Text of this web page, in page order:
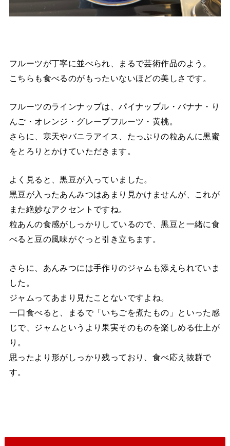
フルーツが丁寧に並べられ、まるで芸術作品のよう。
こちらも食べるのがもったいないほどの美しさです。
フルーツのラインナップは、パイナップル・バナナ・り
んご・オレンジ・グレープフルーツ・黄桃。
さらに、寒天やバニラアイス、たっぷりの粒あんに黒蜜
をとろりとかけていただきます。
よく見ると、黒豆が入っていました。
黒豆が入ったあんみつはあまり見かけませんが、これが
また絶妙なアクセントですね。
粒あんの食感がしっかりしているので、黒豆と一緒に食
べると豆の風味がぐっと引き立ちます。
さらに、あんみつには手作りのジャムも添えられていま
した。
ジャムってあまり見たことないですよね。
一口食べると、まるで「いちごを煮たもの」といった感
じで、ジャムというより果実そのものを楽しめる仕上が
り。
思ったより形がしっかり残っており、食べ応え抜群で
す。